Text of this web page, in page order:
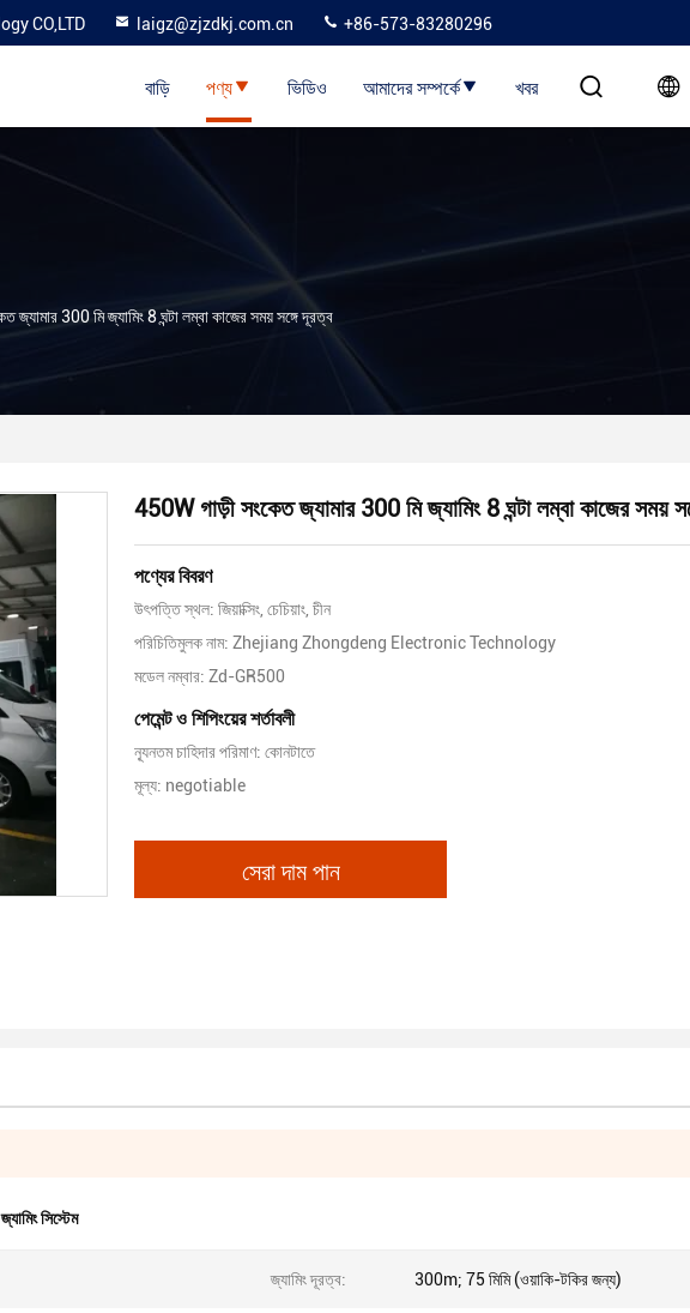
CO,LTD laigz@zjzdkj.com.cn +86-573-83280296
বাড়ি পণ্য ভিডিও আমাদের সম্পর্কে খবর
জ্যামার 300 মি জ্যামিং 8 ঘন্টা লম্বা কাজের সময় সঙ্গে দূরত্ব
450W গাড়ী সংকেত জ্যামার 300 মি জ্যামিং 8 ঘন্টা লম্বা কাজের সময়
পণ্যের বিবরণ
উৎপত্তি স্থল: জিয়াক্সিং, চেচিয়াং, চীন
পরিচিতিমুলক নাম: Zhejiang Zhongdeng Electronic Technology
মডেল নম্বার: Zd-GR500
পেমেন্ট ও শিপিংয়ের শর্তাবলী
ন্যূনতম চাহিদার পরিমাণ: কোনটাতে
মূল্য: negotiable
সেরা দাম পান
সিস্টেম
জ্যামিং দূরত্ব: 300m; 75 মিমি (ওয়াকি-টকির জন্য)